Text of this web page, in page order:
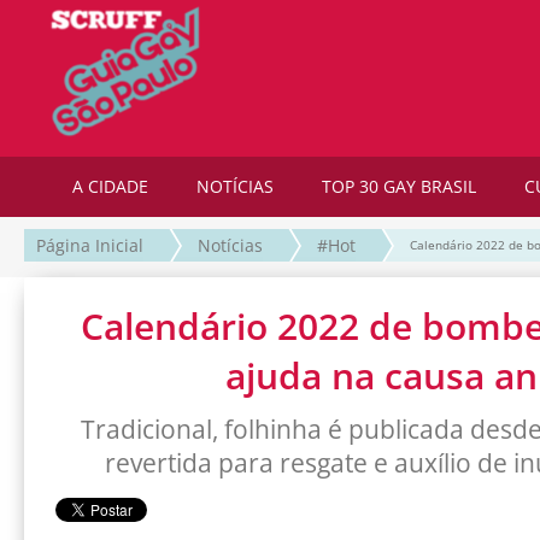
A CIDADE NOTÍCIAS TOP 30 GAY BRASIL
Página Inicial Notícias #Hot Calendário 2022 de
Calendário 2022 de
ajuda na causa
Tradicional, folhinha é publicada
revertida para resgate e auxílio de